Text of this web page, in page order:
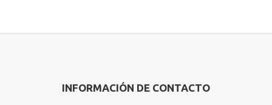
INFORMACIÓN DE CONTACTO